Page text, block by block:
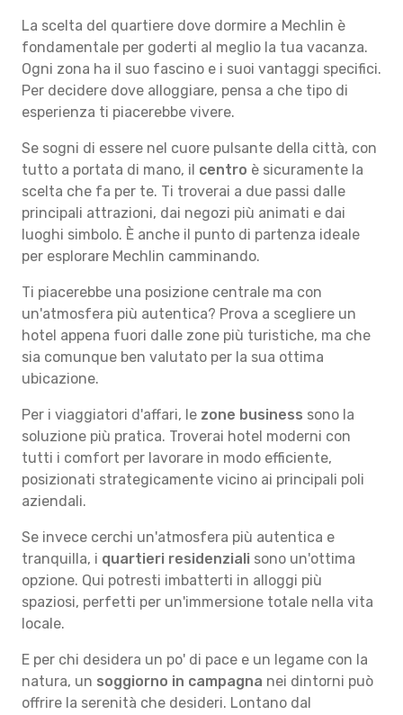
La scelta del quartiere dove dormire a Mechlin è
fondamentale per goderti al meglio la tua vacanza.
Ogni zona ha il suo fascino e i suoi vantaggi specifici.
Per decidere dove alloggiare, pensa a che tipo di
esperienza ti piacerebbe vivere.
Se sogni di essere nel cuore pulsante della città, con
tutto a portata di mano, il centro è sicuramente la
scelta che fa per te. Ti troverai a due passi dalle
principali attrazioni, dai negozi più animati e dai
luoghi simbolo. È anche il punto di partenza ideale
per esplorare Mechlin camminando.
Ti piacerebbe una posizione centrale ma con
un'atmosfera più autentica? Prova a scegliere un
hotel appena fuori dalle zone più turistiche, ma che
sia comunque ben valutato per la sua ottima
ubicazione.
Per i viaggiatori d'affari, le zone business sono la
soluzione più pratica. Troverai hotel moderni con
tutti i comfort per lavorare in modo efficiente,
posizionati strategicamente vicino ai principali poli
aziendali.
Se invece cerchi un'atmosfera più autentica e
tranquilla, i quartieri residenziali sono un'ottima
opzione. Qui potresti imbatterti in alloggi più
spaziosi, perfetti per un'immersione totale nella vita
locale.
E per chi desidera un po' di pace e un legame con la
natura, un soggiorno in campagna nei dintorni può
offrire la serenità che desideri. Lontano dal